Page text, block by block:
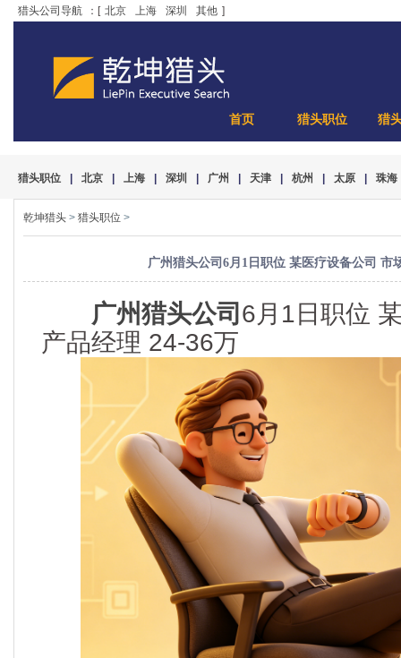
猎头公司导航 ：[ 北京 上海 深圳 其他 ]
首页 猎头职位 猎
猎头职位 北京 上海 深圳 广州 天津 杭州 太原 珠海
乾坤猎头 > 猎头职位 >
广州猎头公司6月1日职位 某医疗设备公司 市
广州猎头公司 6月1日职位
产品经理 24-36万